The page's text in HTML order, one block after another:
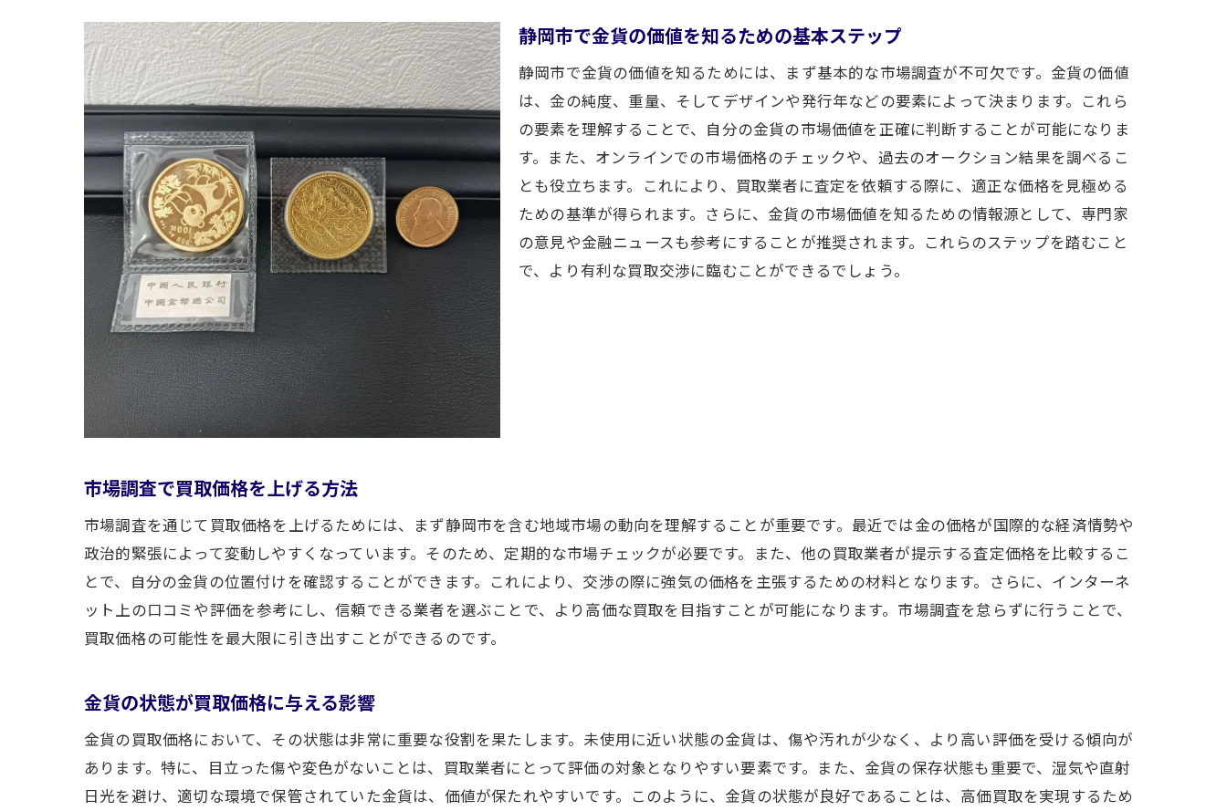
口コミと評判の活用術
実績のある業者を選ぶポイント
静岡市の業者選びで避けるべき落とし穴
地域密着型業者のメリット
契約前に確認すべき重要な条件
静岡市の買取市場動向を理解し高価査定を実現
静岡市の金貨買取市場の特徴とは
市場動向が価格に与える影響
最新の市場情報を得る方法
買取価格に影響する経済的要因
市場の季節変動と適切な売却タイミング
静岡市での金貨買取における今後の展望
金貨売却で失敗しないための査定依頼時のポイント
査定依頼前に行うべき市場調査
複数業者に査定依頼する際の注意点
静岡市で安心して査定を受けるためのアドバイス
成功例に学ぶ静岡市での金貨買取のステップ
高価買取を実現した事例紹介
失敗から学ぶ成功への道
買取成功のための心構え
静岡市で金貨の価値を知るための基本ステップ
静岡市で金貨の価値を知るためには、まず基本的な市場調査が不可欠です。金貨の価値
は、金の純度、重量、そしてデザインや発行年などの要素によって決まります。これら
の要素を理解することで、自分の金貨の市場価値を正確に判断することが可能になりま
す。また、オンラインでの市場価格のチェックや、過去のオークション結果を調べるこ
とも役立ちます。これにより、買取業者に査定を依頼する際に、適正な価格を見極める
ための基準が得られます。さらに、金貨の市場価値を知るための情報源として、専門家
の意見や金融ニュースも参考にすることが推奨されます。これらのステップを踏むこと
で、より有利な買取交渉に臨むことができるでしょう。
市場調査で買取価格を上げる方法
市場調査を通じて買取価格を上げるためには、まず静岡市を含む地域市場の動向を理解することが重要です。最近では金の価格が国際的な経済情勢や
政治的緊張によって変動しやすくなっています。そのため、定期的な市場チェックが必要です。また、他の買取業者が提示する査定価格を比較するこ
とで、自分の金貨の位置付けを確認することができます。これにより、交渉の際に強気の価格を主張するための材料となります。さらに、インターネ
ット上の口コミや評価を参考にし、信頼できる業者を選ぶことで、より高価な買取を目指すことが可能になります。市場調査を怠らずに行うことで、
買取価格の可能性を最大限に引き出すことができるのです。
金貨の状態が買取価格に与える影響
金貨の買取価格において、その状態は非常に重要な役割を果たします。未使用に近い状態の金貨は、傷や汚れが少なく、より高い評価を受ける傾向が
あります。特に、目立った傷や変色がないことは、買取業者にとって評価の対象となりやすい要素です。また、金貨の保存状態も重要で、湿気や直射
日光を避け、適切な環境で保管されていた金貨は、価値が保たれやすいです。このように、金貨の状態が良好であることは、高価買取を実現するため